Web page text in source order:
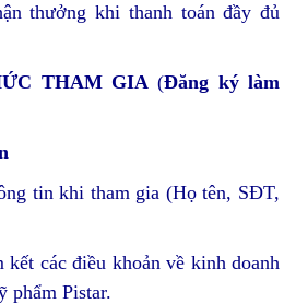
thưởng khi thanh toán đầy đủ
THAM GIA(Đăng ký làm
tin khi tham gia (Họ tên, SĐT,
các điều khoản về kinh doanh
phẩm Pistar.